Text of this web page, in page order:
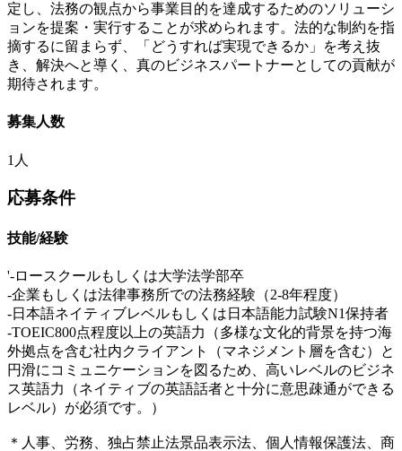
定し、法務の観点から事業目的を達成するためのソリューシ
ョンを提案・実行することが求められます。法的な制約を指
摘するに留まらず、「どうすれば実現できるか」を考え抜
き、解決へと導く、真のビジネスパートナーとしての貢献が
期待されます。
募集人数
1人
応募条件
技能/経験
'-ロースクールもしくは大学法学部卒
-企業もしくは法律事務所での法務経験（2-8年程度）
-日本語ネイティブレベルもしくは日本語能力試験N1保持者
-TOEIC800点程度以上の英語力（多様な文化的背景を持つ海
外拠点を含む社内クライアント（マネジメント層を含む）と
円滑にコミュニケーションを図るため、高いレベルのビジネ
ス英語力（ネイティブの英語話者と十分に意思疎通ができる
レベル）が必須です。）
＊人事、労務、独占禁止法景品表示法、個人情報保護法、商